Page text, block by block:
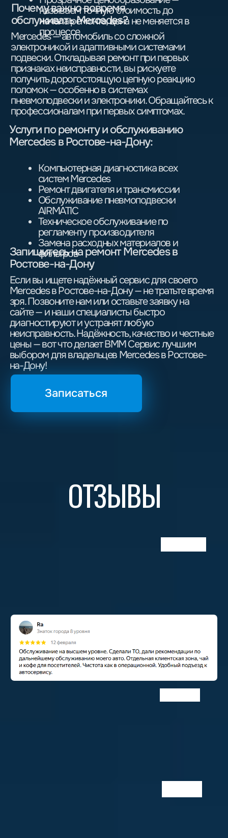
Отправить
Запись на ТО
Главная
Услуги
Юридическим лицам
Фото работ
Отзывы
Банько Оксана Владимировна
г. Ростов-на-Дону,